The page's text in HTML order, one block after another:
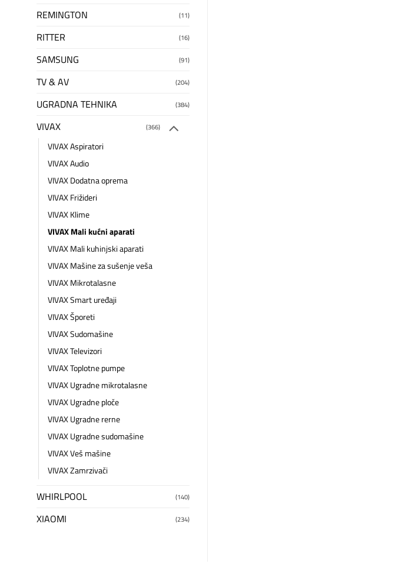
REMINGTON (11)
RITTER (16)
SAMSUNG (91)
TV & AV (204)
UGRADNA TEHNIKA (384)
VIVAX (366)
VIVAX Aspiratori
VIVAX Audio
VIVAX Dodatna oprema
VIVAX Frižideri
VIVAX Klime
VIVAX Mali kućni aparati
VIVAX Mali kuhinjski aparati
VIVAX Mašine za sušenje veša
VIVAX Mikrotalasne
VIVAX Smart uređaji
VIVAX Šporeti
VIVAX Sudomašine
VIVAX Televizori
VIVAX Toplotne pumpe
VIVAX Ugradne mikrotalasne
VIVAX Ugradne ploče
VIVAX Ugradne rerne
VIVAX Ugradne sudomašine
VIVAX Veš mašine
VIVAX Zamrzivači
WHIRLPOOL (140)
XIAOMI (234)